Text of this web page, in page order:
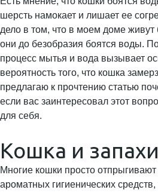
шерсть намокает и лишает ее
дело в том, что в моем доме
они до безобразия боятся воды.
процесс мытья и вода вызывает
вероятность того, что кошка
предлагаю к прочтению статью
если вас заинтересовал этот
для себя.
Кошка и запахи
Многие кошки просто
ароматных гигиенических средств,